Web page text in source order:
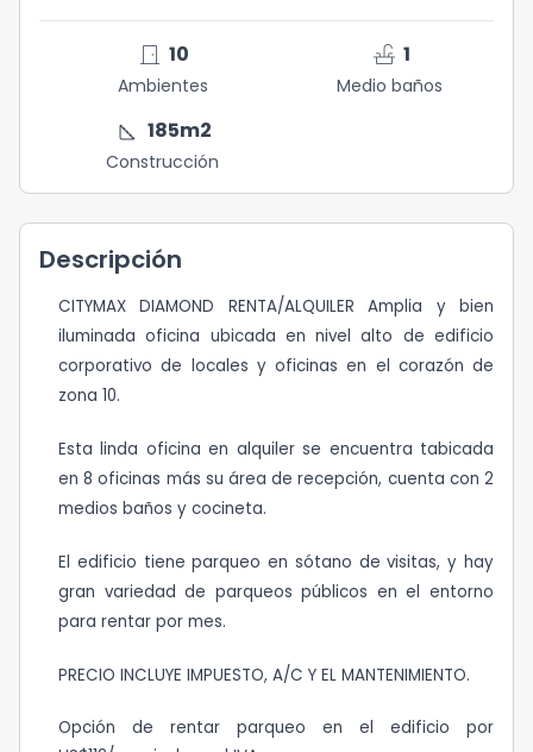
door_front 10
Ambientes
faucet 1
Medio baños
square_foot 185m2
Construcción
Descripción
CITYMAX DIAMOND RENTA/ALQUILER Amplia y bien
iluminada oficina ubicada en nivel alto de edificio
corporativo de locales y oficinas en el corazón de
zona 10.
Esta linda oficina en alquiler se encuentra tabicada
en 8 oficinas más su área de recepción, cuenta con 2
medios baños y cocineta.
El edificio tiene parqueo en sótano de visitas, y hay
gran variedad de parqueos públicos en el entorno
para rentar por mes.
PRECIO INCLUYE IMPUESTO, A/C Y EL MANTENIMIENTO.
Opción de rentar parqueo en el edificio por